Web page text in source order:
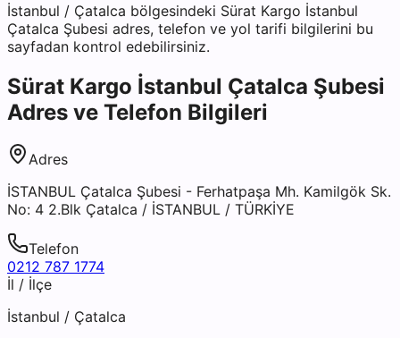
İstanbul / Çatalca bölgesindeki Sürat Kargo İstanbul
Çatalca Şubesi adres, telefon ve yol tarifi bilgilerini bu
sayfadan kontrol edebilirsiniz.
Sürat Kargo İstanbul Çatalca Şubesi
Adres ve Telefon Bilgileri
Adres
İSTANBUL Çatalca Şubesi - Ferhatpaşa Mh. Kamilgök Sk.
No: 4 2.Blk Çatalca / İSTANBUL / TÜRKİYE
Telefon
0212 787 1774
İl / İlçe
İstanbul / Çatalca